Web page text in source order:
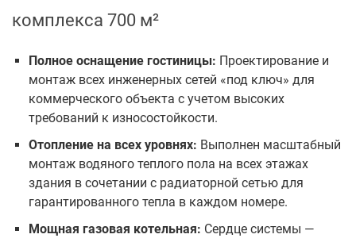
комплекса 700 м²
Полное оснащение гостиницы: Проектирование и
монтаж всех инженерных сетей «под ключ» для
коммерческого объекта с учетом высоких
требований к износостойкости.
Отопление на всех уровнях: Выполнен масштабный
монтаж водяного теплого пола на всех этажах
здания в сочетании с радиаторной сетью для
гарантированного тепла в каждом номере.
Мощная газовая котельная: Сердце системы —